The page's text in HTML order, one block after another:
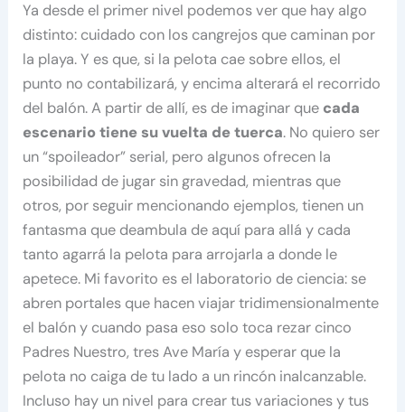
Ya desde el primer nivel podemos ver que hay algo
distinto: cuidado con los cangrejos que caminan por
la playa. Y es que, si la pelota cae sobre ellos, el
punto no contabilizará, y encima alterará el recorrido
del balón. A partir de allí, es de imaginar que cada
escenario tiene su vuelta de tuerca. No quiero ser
un “spoileador” serial, pero algunos ofrecen la
posibilidad de jugar sin gravedad, mientras que
otros, por seguir mencionando ejemplos, tienen un
fantasma que deambula de aquí para allá y cada
tanto agarrá la pelota para arrojarla a donde le
apetece. Mi favorito es el laboratorio de ciencia: se
abren portales que hacen viajar tridimensionalmente
el balón y cuando pasa eso solo toca rezar cinco
Padres Nuestro, tres Ave María y esperar que la
pelota no caiga de tu lado a un rincón inalcanzable.
Incluso hay un nivel para crear tus variaciones y tus